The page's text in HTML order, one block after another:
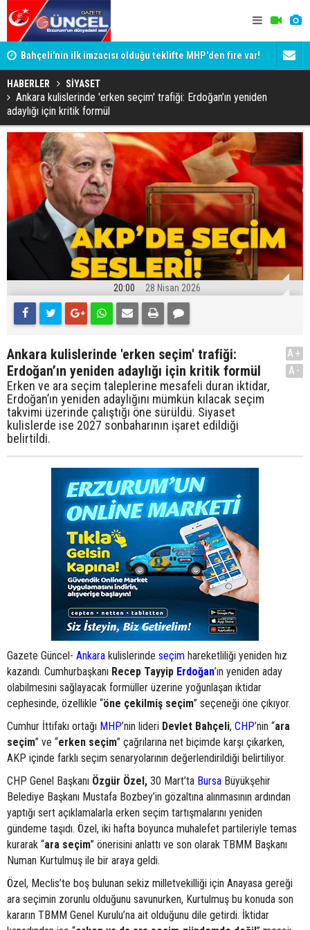
Bahçeli'nin ilk imzacısı olduğu teklifte MHP'den fire var!
İşte imzalamayan o isim
Siyaset-
HABERLER SİYASET
Ankara kulislerinde 'erken seçim' trafiği: Erdoğan’ın yeniden
adaylığı için kritik formül
20:00 28 Nisan 2026
Ankara kulislerinde 'erken seçim' trafiği:
Erdoğan’ın yeniden adaylığı için kritik formül
Erken ve ara seçim taleplerine mesafeli duran iktidar,
Erdoğan’ın yeniden adaylığını mümkün kılacak seçim
takvimi üzerinde çalıştığı öne sürüldü. Siyaset
kulislerde ise 2027 sonbaharının işaret edildiği
belirtildi.
A+
A-
Gazete Güncel- Ankara kulislerinde seçim hareketliliği yeniden hız
kazandı. Cumhurbaşkanı Recep Tayyip Erdoğan’ın yeniden aday
olabilmesini sağlayacak formüller üzerine yoğunlaşan iktidar
cephesinde, özellikle “öne çekilmiş seçim” seçeneği öne çıkıyor.
Cumhur İttifakı ortağı MHP’nin lideri Devlet Bahçeli, CHP’nin “ara
seçim” ve “erken seçim” çağrılarına net biçimde karşı çıkarken,
AKP içinde farklı seçim senaryolarının değerlendirildiği belirtiliyor.
CHP Genel Başkanı Özgür Özel, 30 Mart’ta Bursa Büyükşehir
Belediye Başkanı Mustafa Bozbey’in gözaltına alınmasının ardından
yaptığı sert açıklamalarla erken seçim tartışmalarını yeniden
gündeme taşıdı. Özel, iki hafta boyunca muhalefet partileriyle temas
kurarak “ara seçim” önerisini anlattı ve son olarak TBMM Başkanı
Numan Kurtulmuş ile bir araya geldi.
Özel, Meclis’te boş bulunan sekiz milletvekilliği için Anayasa gereği
ara seçimin zorunlu olduğunu savunurken, Kurtulmuş bu konuda son
kararın TBMM Genel Kurulu’na ait olduğunu dile getirdi. İktidar